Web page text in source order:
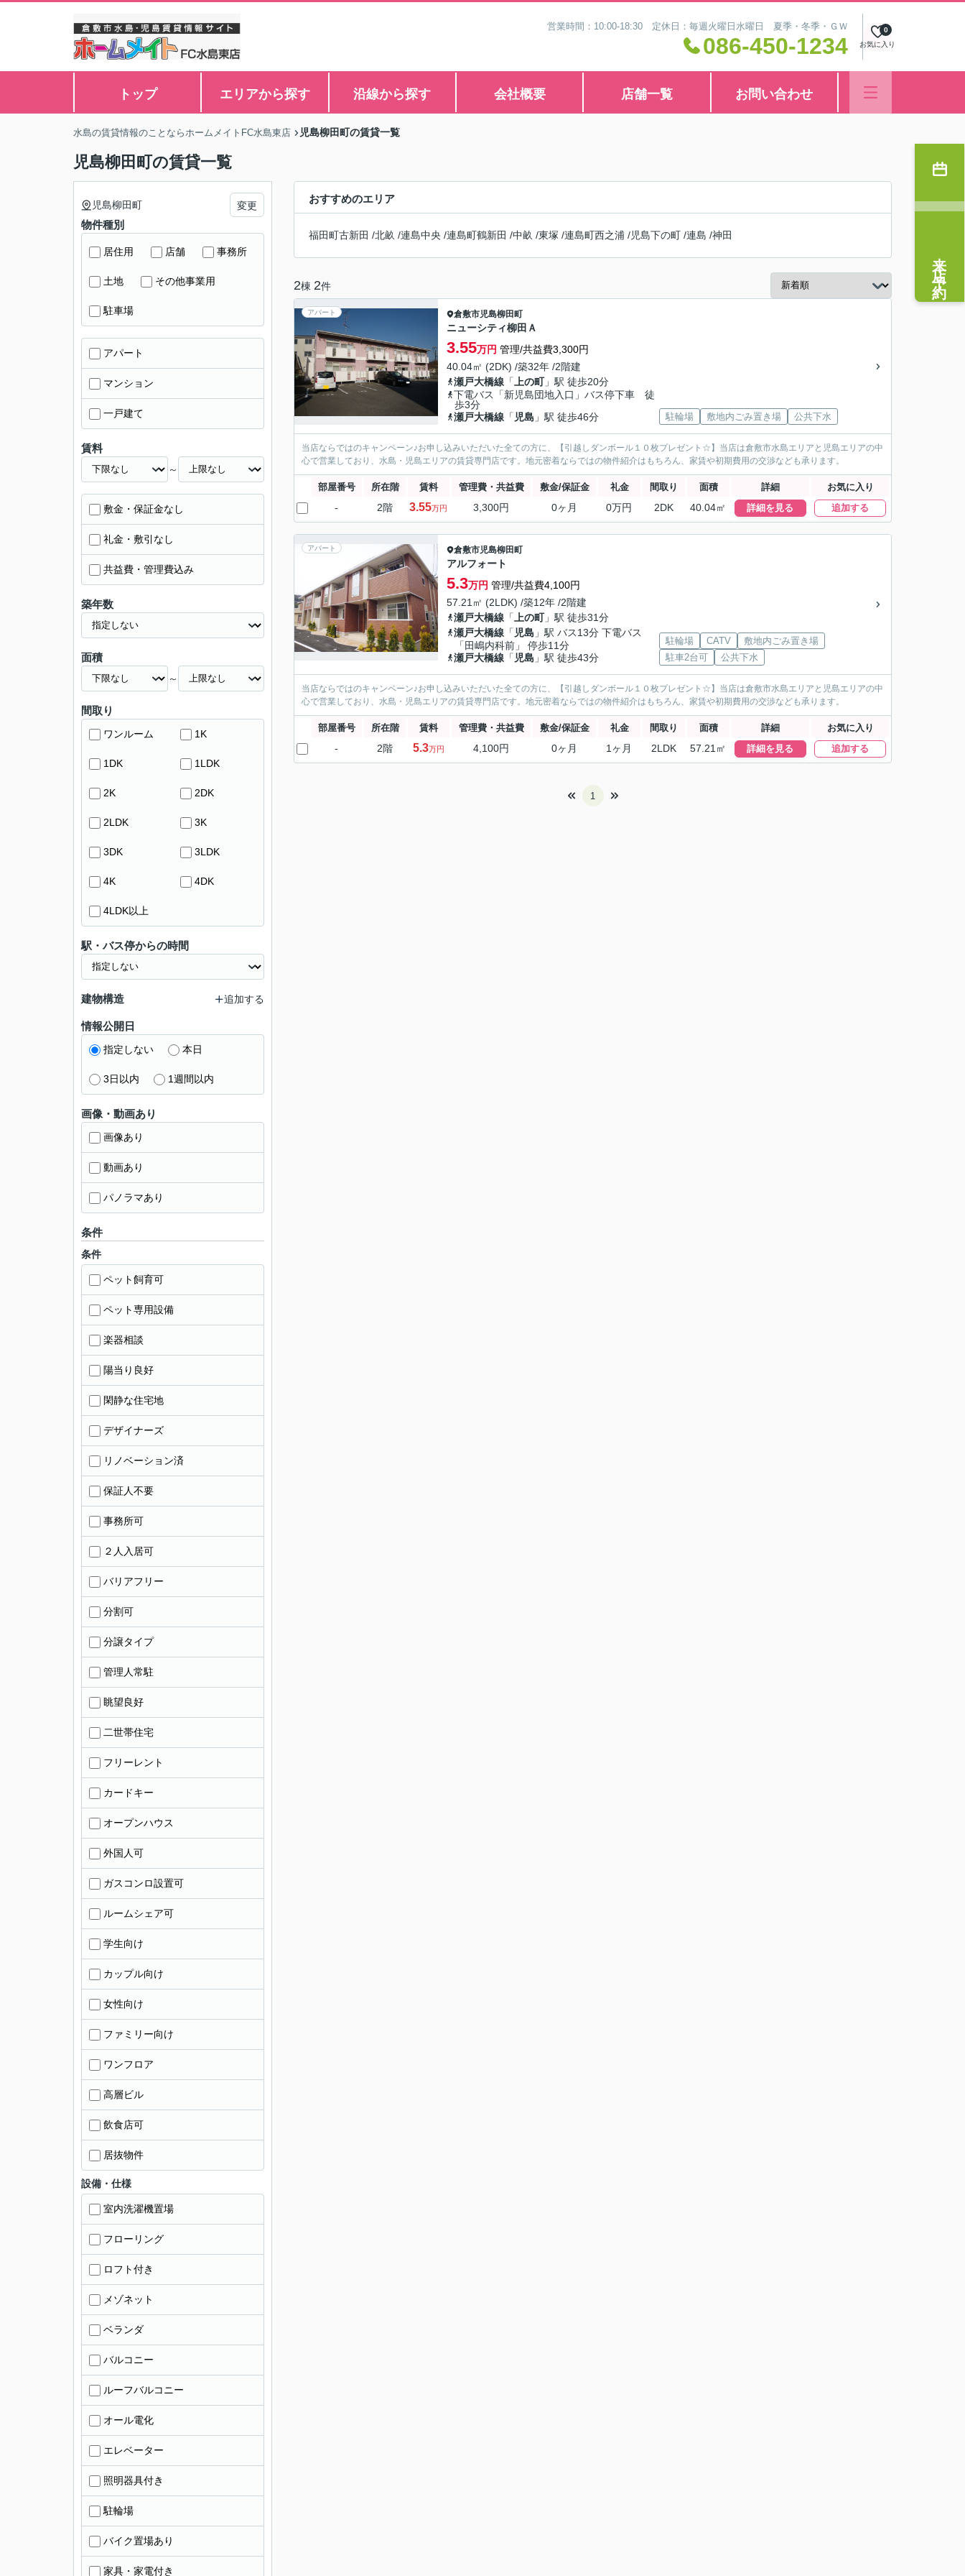
営業時間：10:00-18:30 定休日：毎週火曜日水曜日 夏季・冬季・ＧＷ
086-450-1234 お気に入り
0
トップ エリアから探す 沿線から探す 会社概要 店舗一覧 お問い合わせ
水島の賃貸情報のことならホームメイトFC水島東店 児島柳田町の賃貸一覧
児島柳田町の賃貸一覧
おすすめのエリア
福田町古新田 /北畝 /連島中央 /連島町鶴新田 /中畝 /東塚 /連島町西之浦 /児島下の町 /連島 /神田
2棟 2件
アパート 倉敷市児島柳田町
ニューシティ柳田Ａ
3.55万円 管理/共益費3,300円
40.04㎡ (2DK) /築32年 /2階建
瀬戸大橋線 「 上の町」駅 徒歩20分
下電バス「新児島団地入口」バス停下車 徒
歩3分
瀬戸大橋線 「 児島 」駅 徒歩46分 駐輪場 敷地内ごみ置き場 公共下水
当店ならではのキャンペーン♪お申し込みいただいた全ての方に、【引越しダンボール１０枚プレゼント☆】当店は倉敷市水島エリアと児島エリアの中
心で営業しており、水島・児島エリアの賃貸専門店です。地元密着ならではの物件紹介はもちろん、家賃や初期費用の交渉なども承ります。
部屋番号 所在階 賃料 管理費・共益費 敷金/保証金 礼金 間取り 面積 詳細 お気に入り
- 2階 3.55万円 3,300円 0ヶ月 0万円 2DK 40.04㎡ 詳細を見る 追加する
アパート 倉敷市児島柳田町
アルフォート
5.3万円 管理/共益費4,100円
57.21㎡ (2LDK) /築12年 /2階建
瀬戸大橋線 「 上の町」駅 徒歩31分
瀬戸大橋線 「 児島 」駅 バス13分 下電バス
「田嶋内科前」 停歩11分
瀬戸大橋線 「 児島 」駅 徒歩43分
駐輪場 CATV
敷地内ごみ置き場
駐車2台可
公共下水
当店ならではのキャンペーン♪お申し込みいただいた全ての方に、【引越しダンボール１０枚プレゼント☆】当店は倉敷市水島エリアと児島エリアの中
心で営業しており、水島・児島エリアの賃貸専門店です。地元密着ならではの物件紹介はもちろん、家賃や初期費用の交渉なども承ります。
部屋番号 所在階 賃料 管理費・共益費 敷金/保証金 礼金 間取り 面積 詳細 お気に入り
- 2階 5.3万円 4,100円 0ヶ月 1ヶ月 2LDK 57.21㎡ 詳細を見る 追加する
1
児島柳田町 変更
物件種別
居住用 店舗 事務所
土地 その他事業用
駐車場
アパート
マンション
一戸建て
賃料
～
敷金・保証金なし
礼金・敷引なし
共益費・管理費込み
築年数
面積
～
間取り
ワンルーム 1K
1DK 1LDK
2K 2DK
2LDK 3K
3DK 3LDK
4K 4DK
4LDK以上
駅・バス停からの時間
建物構造 追加する
情報公開日
指定しない 本日
3日以内 1週間以内
画像・動画あり
画像あり
動画あり
パノラマあり
条件
条件
ペット飼育可
ペット専用設備
楽器相談
陽当り良好
閑静な住宅地
デザイナーズ
リノベーション済
保証人不要
事務所可
２人入居可
バリアフリー
分割可
分譲タイプ
管理人常駐
眺望良好
二世帯住宅
フリーレント
カードキー
オープンハウス
外国人可
ガスコンロ設置可
ルームシェア可
学生向け
カップル向け
女性向け
ファミリー向け
ワンフロア
高層ビル
飲食店可
居抜物件
設備・仕様
室内洗濯機置場
フローリング
ロフト付き
メゾネット
ベランダ
バルコニー
ルーフバルコニー
オール電化
エレベーター
照明器具付き
駐輪場
バイク置場あり
家具・家電付き
来店予約